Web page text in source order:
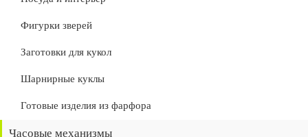
Фигурки зверей
Заготовки для кукол
Шарнирные куклы
Готовые изделия из фарфора
Часовые механизмы